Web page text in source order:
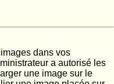
dans vos
a autorisé les
une image sur le